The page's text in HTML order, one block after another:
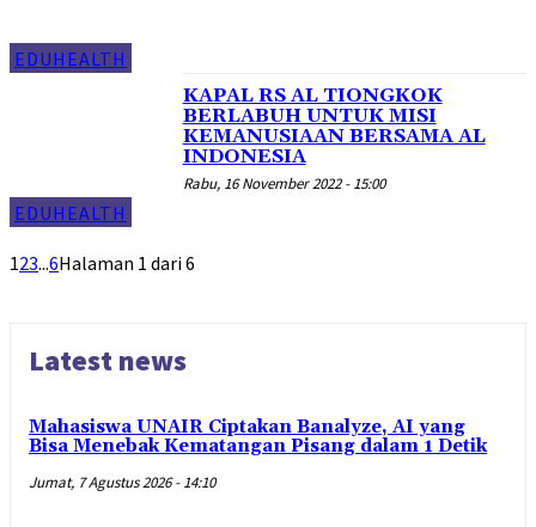
EDUHEALTH
EDUHEALTH
KAPAL RS AL TIONGKOK
BERLABUH UNTUK MISI
KEMANUSIAAN BERSAMA AL
INDONESIA
Rabu, 16 November 2022 - 15:00
123...6Halaman 1 dari 6
Latest news
Mahasiswa UNAIR Ciptakan Banalyze, AI yang
Bisa Menebak Kematangan Pisang dalam 1 Detik
Jumat, 7 Agustus 2026 - 14:10